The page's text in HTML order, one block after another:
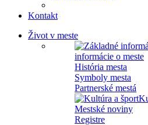
Kontakt
Život v meste
informácie o meste
História mesta
Symboly mesta
Partnerské mestá
Mestské noviny
Registre